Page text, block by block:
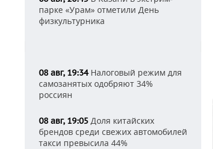
парке «Урам» отметили День
физкультурника
08 авг, 19:34Налоговый режим для
самозанятых одобряют 34%
россиян
08 авг, 19:05 Доля китайских
брендов среди свежих автомобилей
такси превысила 44%